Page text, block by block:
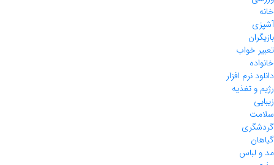
خانه
آشپزی
بازیگران
تعبیر خواب
خانواده
دانلود نرم افزار
رژیم و تغذیه
زیبایی
سلامت
گردشگری
گیاهان
مد و لباس